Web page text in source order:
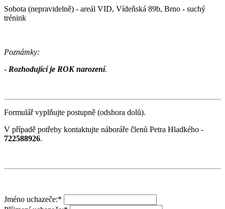
Sobota (nepravidelně) - areál VID, Vídeňská 89b, Brno - suchý
trénink
Poznámky:
- Rozhodující je ROK narození.
Formulář vyplňujte postupně (odshora dolů).
V případě potřeby kontaktujte náboráře členů Petra Hladkého -
722588926.
Jméno uchazeče:*